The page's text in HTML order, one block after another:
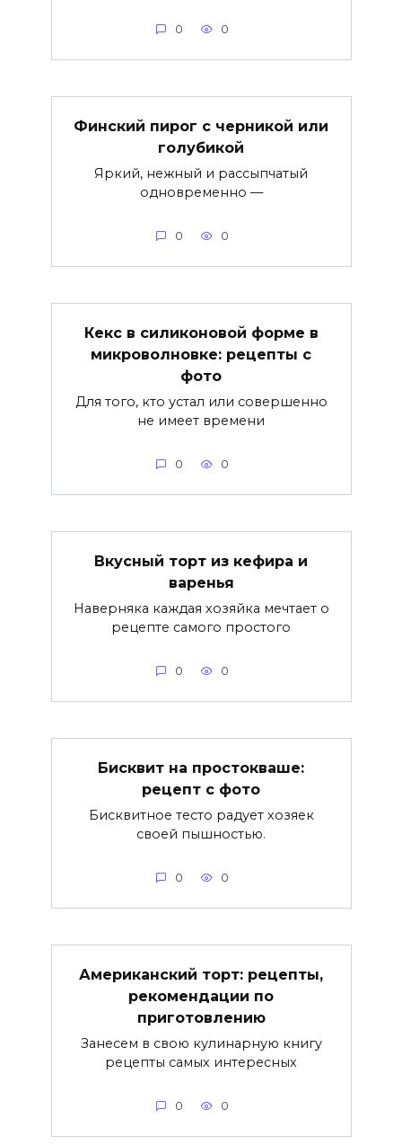
0 0
Финский пирог с черникой или
голубикой
Яркий, нежный и рассыпчатый
одновременно —
0 0
Кекс в силиконовой форме в
микроволновке: рецепты с
фото
Для того, кто устал или совершенно
не имеет времени
0 0
Вкусный торт из кефира и
варенья
Наверняка каждая хозяйка мечтает о
рецепте самого простого
0 0
Бисквит на простокваше:
рецепт с фото
Бисквитное тесто радует хозяек
своей пышностью.
0 0
Американский торт: рецепты,
рекомендации по
приготовлению
Занесем в свою кулинарную книгу
рецепты самых интересных
0 0